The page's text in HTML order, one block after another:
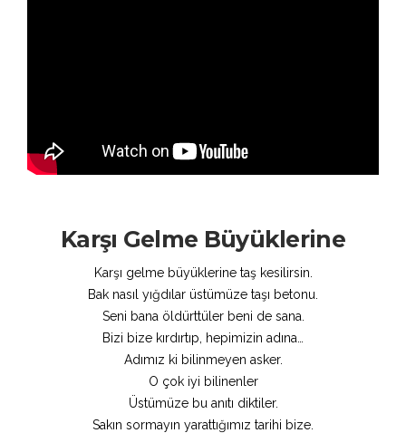
Karşı Gelme Büyüklerine
Karşı gelme büyüklerine taş kesilirsin.
Bak nasıl yığdılar üstümüze taşı betonu.
Seni bana öldürttüler beni de sana.
Bizi bize kırdırtıp, hepimizin adına…
Adımız ki bilinmeyen asker.
O çok iyi bilinenler
Üstümüze bu anıtı diktiler.
Sakın sormayın yarattığımız tarihi bize.